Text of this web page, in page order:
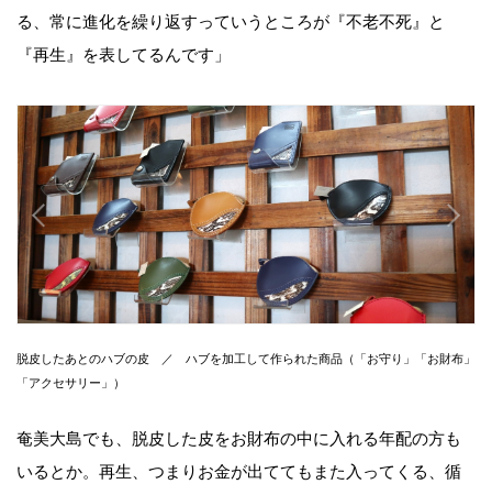
る、常に進化を繰り返すっていうところが『不老不死』と
『再生』を表してるんです」
脱皮したあとのハブの皮 ／ ハブを加工して作られた商品（「お守り」「お財布」
「アクセサリー」）
奄美大島でも、脱皮した皮をお財布の中に入れる年配の方も
いるとか。再生、つまりお金が出ててもまた入ってくる、循